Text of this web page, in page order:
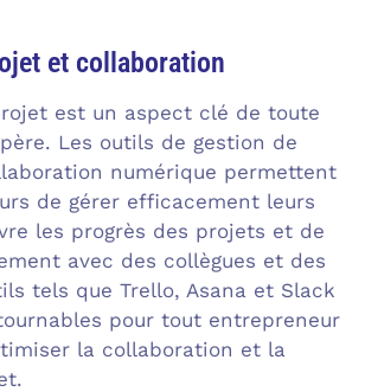
et collaboration
est un aspect clé de toute
Les outils de gestion de
numérique permettent
de gérer efficacement leurs
les progrès des projets et de
avec des collègues et des
tels que Trello, Asana et Slack
pour tout entrepreneur
la collaboration et la